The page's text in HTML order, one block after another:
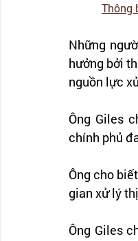
Thông
Những
hưởng bởi
nguồn lực
Ông Giles
chính phủ
Ông cho
gian xử lý
Ông Giles